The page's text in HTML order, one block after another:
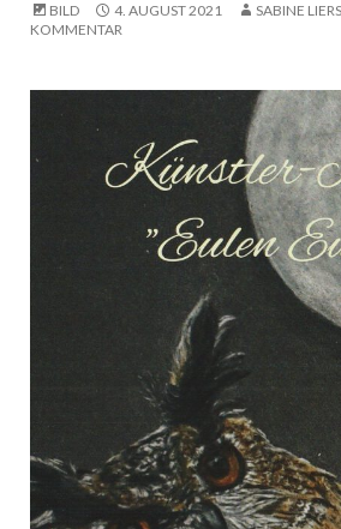
BILD 4. AUGUST 2021 SABINE
KOMMENTAR